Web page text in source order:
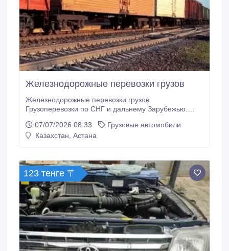
Железнодорожные перевозки грузов
Железнодорожные перевозки грузов
Грузоперевозки по СНГ и дальнему Зарубежью.
достаточно небольшой благодаря очень высокой
грузоподъемности. Наша компания гарантируем
Телефоны: +7 (705) 5728664 +7 (708) 4836393 +7
(747) 6607202 mag_om@mail.
07/07/2026 08:33
Грузовые автомобили
Казахстан, Астана
123 тенге 〒